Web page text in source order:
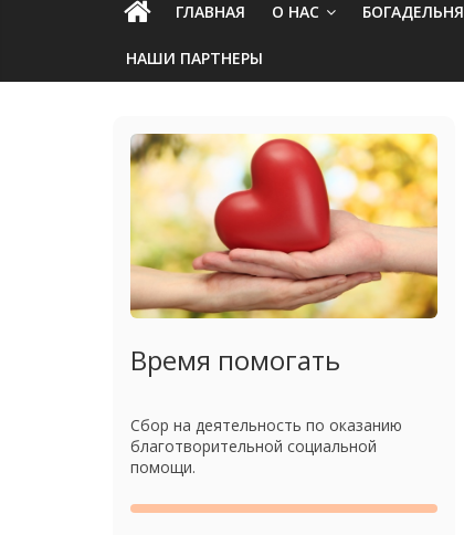
ГЛАВНАЯ О НАС БОГАДЕЛЬНЯ
НАШИ ПАРТНЕРЫ
Время помогать
Сбор на деятельность по оказанию
благотворительной социальной
помощи.